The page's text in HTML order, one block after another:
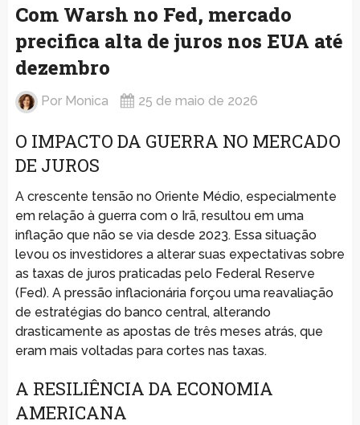
Com Warsh no Fed, mercado
precifica alta de juros nos EUA até
dezembro
Por Monica 25 de maio de 2026
O IMPACTO DA GUERRA NO MERCADO
DE JUROS
A crescente tensão no Oriente Médio, especialmente
em relação à guerra com o Irã, resultou em uma
inflação que não se via desde 2023. Essa situação
levou os investidores a alterar suas expectativas sobre
as taxas de juros praticadas pelo Federal Reserve
(Fed). A pressão inflacionária forçou uma reavaliação
de estratégias do banco central, alterando
drasticamente as apostas de três meses atrás, que
eram mais voltadas para cortes nas taxas.
A RESILIÊNCIA DA ECONOMIA
AMERICANA